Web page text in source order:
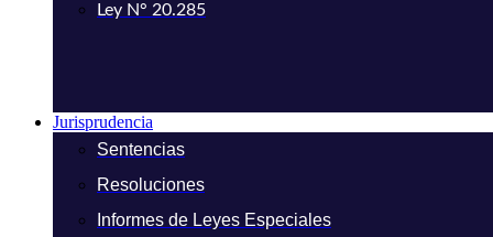
Ley N° 20.285
Jurisprudencia
Sentencias
Resoluciones
Informes de Leyes Especiales